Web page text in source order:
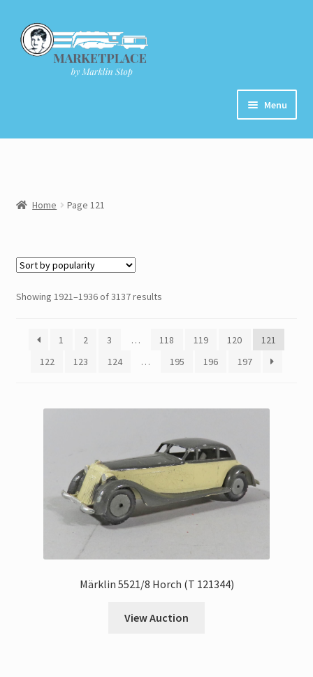
Skip
to
navigation
Skip
to
content
Menu
Home
Cart
Store Registration
Home Page 121
Showing 1921–1936 of 3137 results
1 2 3 … 118 119 120
121
122
123 124 … 195 196 197
Märklin 5521/8 Horch (T 121344)
View Auction